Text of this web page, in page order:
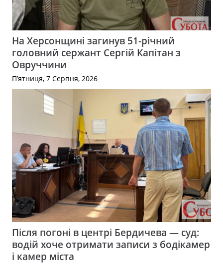
На Херсонщині загинув 51-річний
головний сержант Сергій Капітан з
Овруччини
П’ятниця, 7 Серпня, 2026
Після погоні в центрі Бердичева — суд:
водій хоче отримати записи з бодікамер
і камер міста